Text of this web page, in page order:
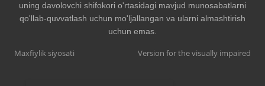
uning davolovchi shifokori o'rtasidagi mavjud munosabatlarni
qo'llab-quvvatlash uchun mo'ljallangan va ularni almashtirish
uchun emas.
Maxfiylik siyosati Version for the visually impaired